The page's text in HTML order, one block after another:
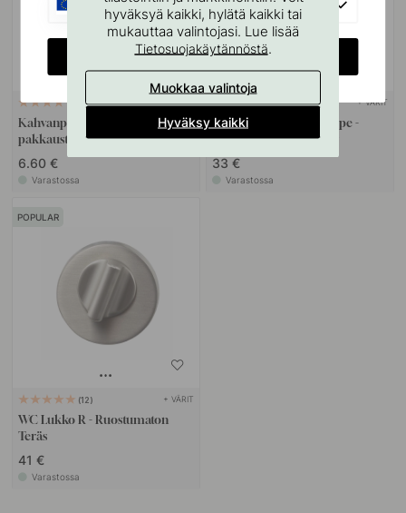
22
Kahvanpehmusteet - Musta 3
pakkausta
6.60 €
Varastossa
2 + VÄRIT
Ovenpysäytin Helix Stripe -
Ruostumaton Terässävy
33 €
Varastossa
POPULAR
12 + VÄRIT
WC Lukko R - Ruostumaton
Teräs
41 €
Varastossa
hyväksyä kaikki, hylätä kaikki tai
mukauttaa valintojasi. Lue lisää
Tietosuojakäytännöstä.
Muokkaa valintoja
Hyväksy kaikki
EU
CHANGE COUNTRY